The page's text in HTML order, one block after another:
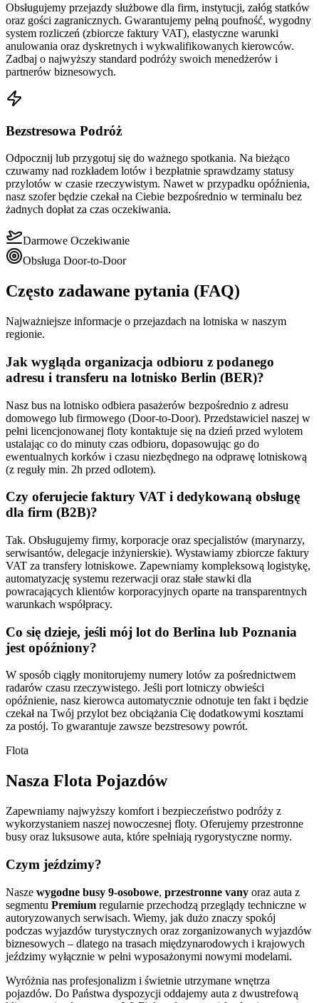
Obsługujemy przejazdy służbowe dla firm, instytucji, załóg statków
oraz gości zagranicznych. Gwarantujemy pełną poufność, wygodny
system rozliczeń (zbiorcze faktury VAT), elastyczne warunki
anulowania oraz dyskretnych i wykwalifikowanych kierowców.
Zadbaj o najwyższy standard podróży swoich menedżerów i
partnerów biznesowych.
Bezstresowa Podróż
Odpocznij lub przygotuj się do ważnego spotkania. Na bieżąco
czuwamy nad rozkładem lotów i bezpłatnie sprawdzamy statusy
przylotów w czasie rzeczywistym. Nawet w przypadku opóźnienia,
nasz szofer będzie czekał na Ciebie bezpośrednio w terminalu bez
żadnych dopłat za czas oczekiwania.
Darmowe Oczekiwanie
Obsługa Door-to-Door
Często zadawane pytania (FAQ)
Najważniejsze informacje o przejazdach na lotniska w naszym
regionie.
Jak wygląda organizacja odbioru z podanego
adresu i transferu na lotnisko Berlin (BER)?
Nasz bus na lotnisko odbiera pasażerów bezpośrednio z adresu
domowego lub firmowego (Door-to-Door). Przedstawiciel naszej w
pełni licencjonowanej floty kontaktuje się na dzień przed wylotem
ustalając co do minuty czas odbioru, dopasowując go do
ewentualnych korków i czasu niezbędnego na odprawę lotniskową
(z reguły min. 2h przed odlotem).
Czy oferujecie faktury VAT i dedykowaną obsługę
dla firm (B2B)?
Tak. Obsługujemy firmy, korporacje oraz specjalistów (marynarzy,
serwisantów, delegacje inżynierskie). Wystawiamy zbiorcze faktury
VAT za transfery lotniskowe. Zapewniamy kompleksową logistykę,
automatyzację systemu rezerwacji oraz stałe stawki dla
powracających klientów korporacyjnych oparte na transparentnych
warunkach współpracy.
Co się dzieje, jeśli mój lot do Berlina lub Poznania
jest opóźniony?
W sposób ciągły monitorujemy numery lotów za pośrednictwem
radarów czasu rzeczywistego. Jeśli port lotniczy obwieści
opóźnienie, nasz kierowca automatycznie odnotuje ten fakt i będzie
czekał na Twój przylot bez obciążania Cię dodatkowymi kosztami
za postój. To gwarantuje zawsze bezstresowy powrót.
Flota
Nasza Flota Pojazdów
Zapewniamy najwyższy komfort i bezpieczeństwo podróży z
wykorzystaniem naszej nowoczesnej floty. Oferujemy przestronne
busy oraz luksusowe auta, które spełniają rygorystyczne normy.
Czym jeździmy?
Nasze wygodne busy 9-osobowe, przestronne vany oraz auta z
segmentu Premium regularnie przechodzą przeglądy techniczne w
autoryzowanych serwisach. Wiemy, jak dużo znaczy spokój
podczas wyjazdów turystycznych oraz zorganizowanych wyjazdów
biznesowych – dlatego na trasach międzynarodowych i krajowych
jeździmy wyłącznie w pełni wyposażonymi nowymi modelami.
Wyróżnia nas profesjonalizm i świetnie utrzymane wnętrza
pojazdów. Do Państwa dyspozycji oddajemy auta z dwustrefową